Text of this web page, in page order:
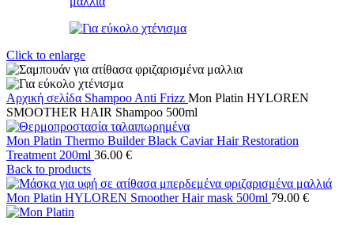
Click to enlarge
Αρχική σελίδα Shampoo Anti Frizz Mon Platin HYLOREN
SMOOTHER HAIR Shampoo 500ml
Mon Platin Thermo Builder Black Caviar Hair Restoration
Treatment 200ml 36.00 €
Back to products
Mon Platin HYLOREN Smoother Hair mask 500ml 79.00 €